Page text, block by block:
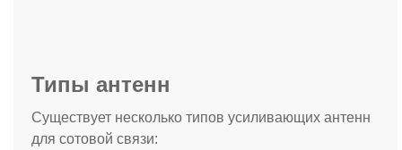
Типы антенн
Существует несколько типов усиливающих антенн
для сотовой связи: